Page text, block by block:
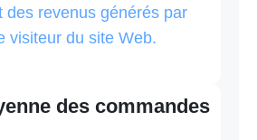
des revenus générés par
visiteur du site Web.
des commandes